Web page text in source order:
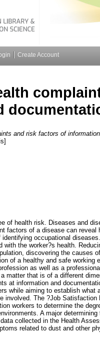
Create Account
and risk factors of
of health risk. Diseases and
factors of a disease can
occupational
the worker?s health.
discovering the causes
of a healthy and safe working
as well as a
matter that is of a different
at information and
while aiming to establish what
involved. The ?Job
workers to determine the
A major
collected in the Health
related to dust and other